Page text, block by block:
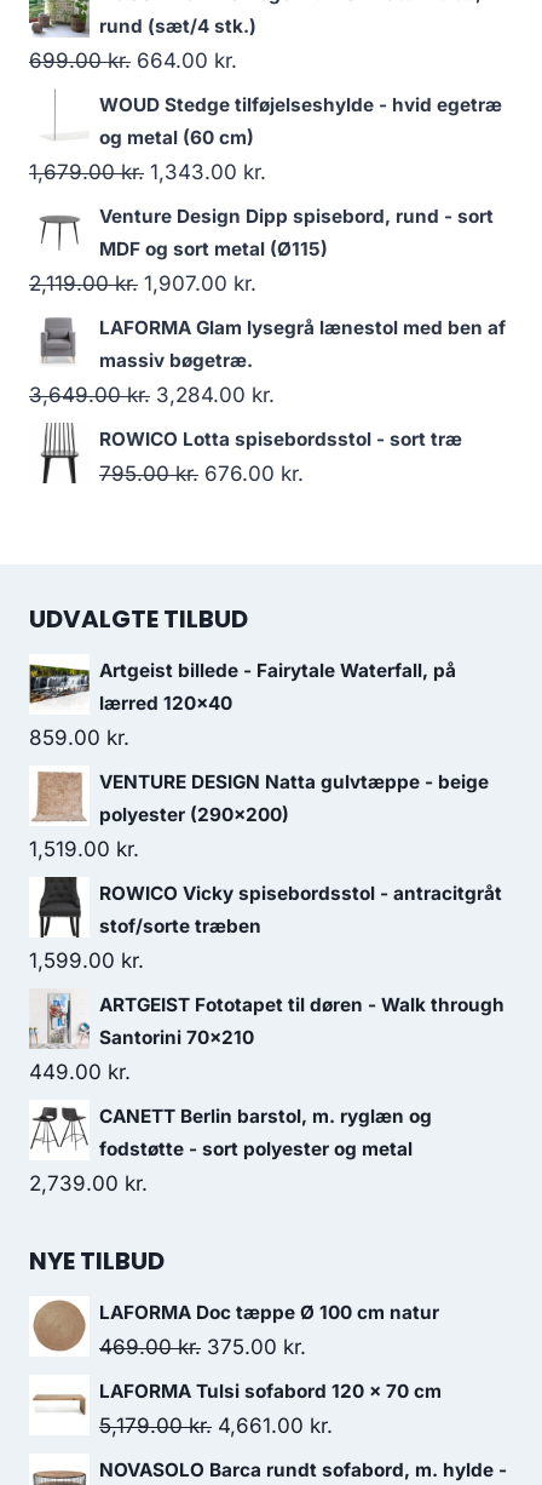
rund (sæt/4 stk.)
699.00kr. 664.00 kr.
WOUD Stedge tilføjelseshylde - hvid egetræ
og metal (60 cm)
1,679.00kr. 1,343.00 kr.
Venture Design Dipp spisebord, rund - sort
MDF og sort metal (Ø115)
2,119.00kr. 1,907.00 kr.
LAFORMA Glam lysegrå lænestol med ben af
massiv bøgetræ.
3,649.00kr. 3,284.00 kr.
ROWICO Lotta spisebordsstol - sort træ
795.00kr. 676.00 kr.
UDVALGTE TILBUD
Artgeist billede - Fairytale Waterfall, på
lærred 120x40
859.00 kr.
VENTURE DESIGN Natta gulvtæppe - beige
polyester (290x200)
1,519.00 kr.
ROWICO Vicky spisebordsstol - antracitgråt
stof/sorte træben
1,599.00 kr.
ARTGEIST Fototapet til døren - Walk through
Santorini 70x210
449.00 kr.
CANETT Berlin barstol, m. ryglæn og
fodstøtte - sort polyester og metal
2,739.00 kr.
NYE TILBUD
LAFORMA Doc tæppe Ø 100 cm natur
469.00kr. 375.00 kr.
LAFORMA Tulsi sofabord 120 x 70 cm
5,179.00kr. 4,661.00 kr.
NOVASOLO Barca rundt sofabord, m. hylde -